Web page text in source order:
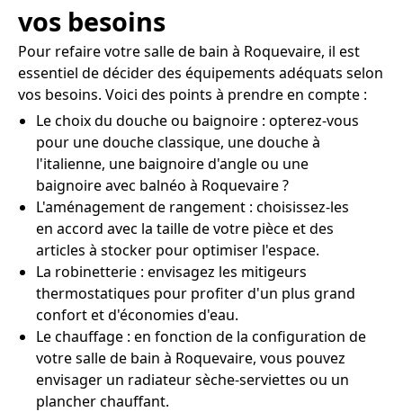
vos besoins
Pour refaire votre salle de bain à Roquevaire, il est
essentiel de décider des équipements adéquats selon
vos besoins. Voici des points à prendre en compte :
Le choix du douche ou baignoire : opterez-vous
pour une douche classique, une douche à
l'italienne, une baignoire d'angle ou une
baignoire avec balnéo à Roquevaire ?
L'aménagement de rangement : choisissez-les
en accord avec la taille de votre pièce et des
articles à stocker pour optimiser l'espace.
La robinetterie : envisagez les mitigeurs
thermostatiques pour profiter d'un plus grand
confort et d'économies d'eau.
Le chauffage : en fonction de la configuration de
votre salle de bain à Roquevaire, vous pouvez
envisager un radiateur sèche-serviettes ou un
plancher chauffant.